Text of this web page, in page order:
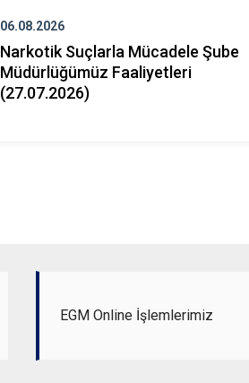
06.08.2026
Narkotik Suçlarla Mücadele Şube
Müdürlüğümüz Faaliyetleri
(27.07.2026)
EGM Online İşlemlerimiz